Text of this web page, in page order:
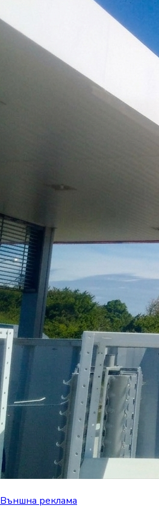
Външна реклама